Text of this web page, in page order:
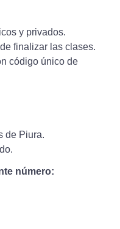
y privados.
finalizar las clases.
código único de
de Piura.
número: